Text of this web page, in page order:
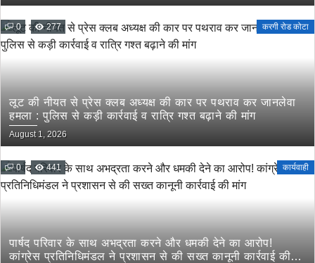
0 277 करगी रोड कोटा
लूट की नीयत से प्रेस क्लब अध्यक्ष की कार पर पथराव कर जानलेवा
हमला : पुलिस से कड़ी कार्रवाई व रात्रि गश्त बढ़ाने की मांग
August 1, 2026
0 441 कार्यवाही
पार्षद परिवार के साथ अभद्रता करने और धमकी देने का आरोप!
कांग्रेस प्रतिनिधिमंडल ने प्रशासन से की सख्त कानूनी कार्रवाई की